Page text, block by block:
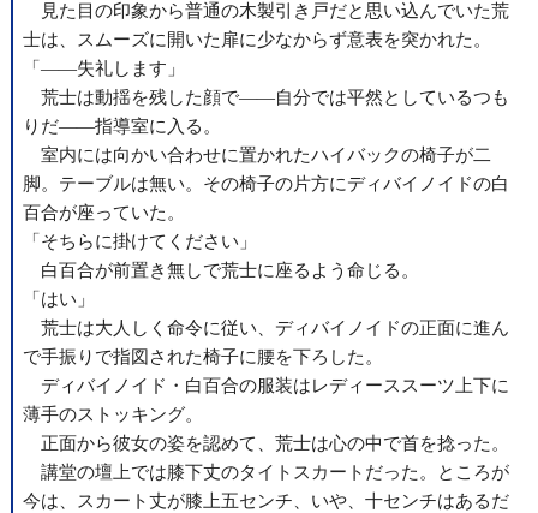
見た目の印象から普通の木製引き戸だと思い込んでいた荒
士は、スムーズに開いた扉に少なからず意表を突かれた。
「――失礼します」
荒士は動揺を残した顔で――自分では平然としているつも
りだ――指導室に入る。
室内には向かい合わせに置かれたハイバックの椅子が二
脚。テーブルは無い。その椅子の片方にディバイノイドの白
百合が座っていた。
「そちらに掛けてください」
白百合が前置き無しで荒士に座るよう命じる。
「はい」
荒士は大人しく命令に従い、ディバイノイドの正面に進ん
で手振りで指図された椅子に腰を下ろした。
ディバイノイド・白百合の服装はレディーススーツ上下に
薄手のストッキング。
正面から彼女の姿を認めて、荒士は心の中で首を捻った。
講堂の壇上では膝下丈のタイトスカートだった。ところが
今は、スカート丈が膝上五センチ、いや、十センチはあるだ